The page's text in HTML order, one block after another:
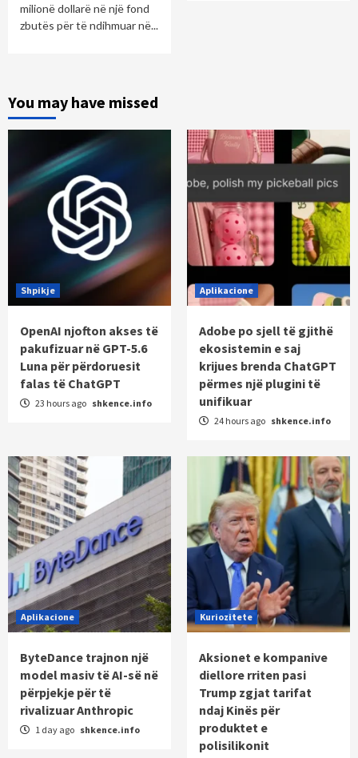
milionë dollarë në një fond
zbutës për të ndihmuar në...
You may have missed
Shpikje
OpenAI njofton akses të
pakufizuar në GPT-5.6
Luna për përdoruesit
falas të ChatGPT
23 hours ago shkence.info
Aplikacione
Adobe po sjell të gjithë
ekosistemin e saj
krijues brenda ChatGPT
përmes një plugini të
unifikuar
24 hours ago shkence.info
Aplikacione
ByteDance trajnon një
model masiv të AI-së në
përpjekje për të
rivalizuar Anthropic
1 day ago shkence.info
Kuriozitete
Aksionet e kompanive
diellore rriten pasi
Trump zgjat tarifat
ndaj Kinës për
produktet e
polisilikonit